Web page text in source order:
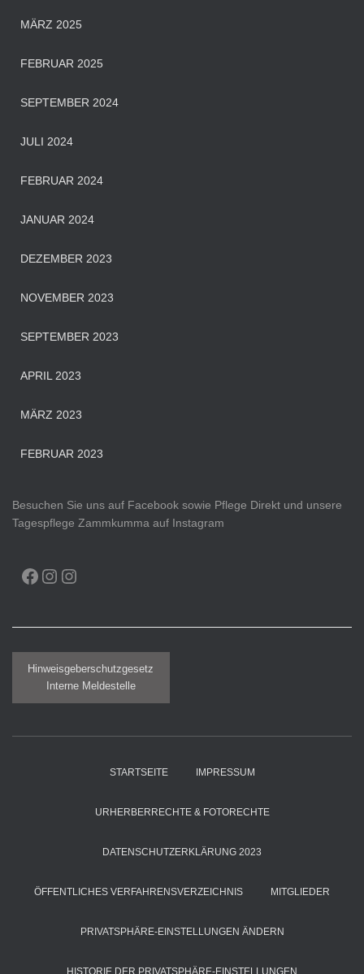
MÄRZ 2025
FEBRUAR 2025
SEPTEMBER 2024
JULI 2024
FEBRUAR 2024
JANUAR 2024
DEZEMBER 2023
NOVEMBER 2023
SEPTEMBER 2023
APRIL 2023
MÄRZ 2023
FEBRUAR 2023
Besuchen Sie uns auf Facebook sowie Pflege Direkt und unsere
Tagespflege Zammkumma auf Instagram
FACEBOOK INSTAGRAM
Hinweisgeberschutzgesetz
Interne Meldestelle
STARTSEITE IMPRESSUM
URHERBERRECHTE & FOTORECHTE
DATENSCHUTZERKLÄRUNG 2023
ÖFFENTLICHES VERFAHRENSVERZEICHNIS MITGLIEDER
PRIVATSPHÄRE-EINSTELLUNGEN ÄNDERN
HISTORIE DER PRIVATSPHÄRE-EINSTELLUNGEN